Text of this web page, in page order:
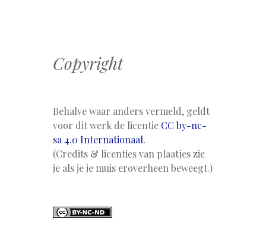
Copyright
Behalve waar anders vermeld, geldt
voor dit werk de licentie CC by-nc-
sa 4.0 Internationaal.
(Credits & licenties van plaatjes zie
je als je je muis eroverheen beweegt.)